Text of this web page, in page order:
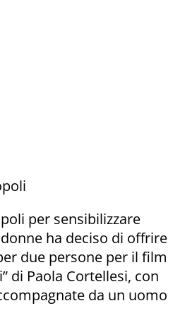
per sensibilizzare
ha deciso di offrire
due persone per il film
di Paola Cortellesi, con
da un uomo